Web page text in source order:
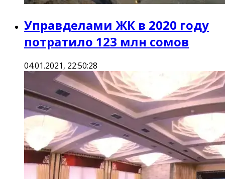
Управделами ЖК в 2020 году
потратило 123 млн сомов
04.01.2021, 22:50:28